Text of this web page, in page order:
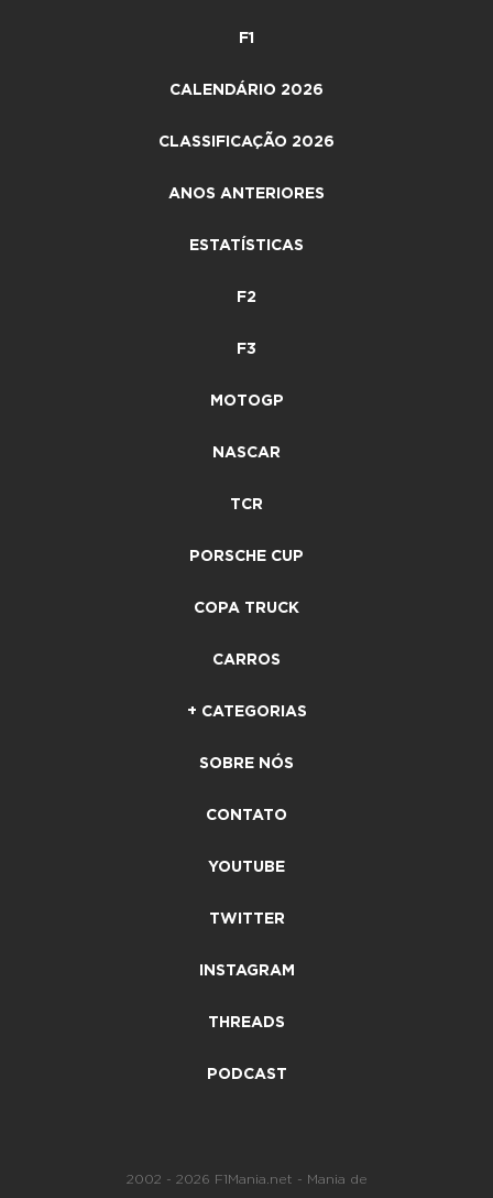
F1
CALENDÁRIO 2026
CLASSIFICAÇÃO 2026
ANOS ANTERIORES
ESTATÍSTICAS
F2
F3
MOTOGP
NASCAR
TCR
PORSCHE CUP
COPA TRUCK
CARROS
+ CATEGORIAS
SOBRE NÓS
CONTATO
YOUTUBE
TWITTER
INSTAGRAM
THREADS
PODCAST
2002 - 2026 F1Mania.net - Mania de